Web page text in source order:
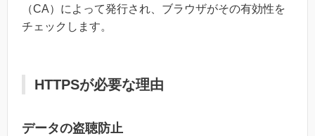
（CA）によって発行され、ブラウザがその有効性を
チェックします。
HTTPSが必要な理由
データの盗聴防止